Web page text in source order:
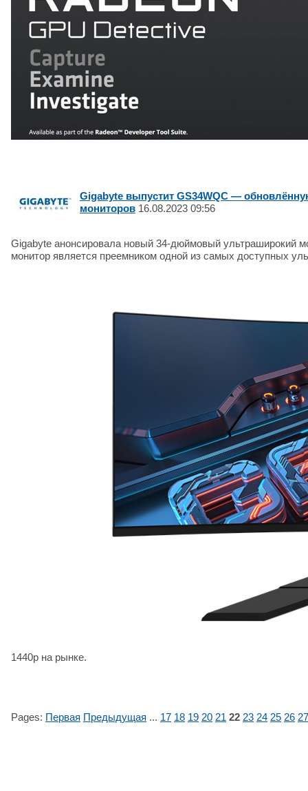
Gigabyte выпустит GS34WQC —
мониторов 16.08.2023 09:56
Gigabyte анонсировала новый 34-дюймовый ультраширокий
монитор является преемником одной из самых доступных
1440р на рынке.
Pages: Первая Предыдущая ... 17 18 19 20 21 22 23 24 25 26 27